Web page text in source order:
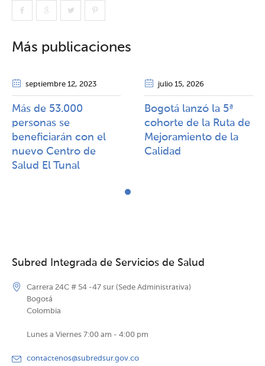
Más publicaciones
septiembre 12, 2023
Más de 53.000
personas se
beneficiarán con el
nuevo Centro de
Salud El Tunal
julio 15, 2026
Bogotá lanzó la 5ª
cohorte de la Ruta de
Mejoramiento de la
Calidad​​
Subred Integrada de Servicios de Salud
Carrera 24C # 54 -47 sur (Sede Administrativa)
Bogotá
Colombia
Lunes a Viernes 7:00 am - 4:00 pm
contactenos@subredsur.gov.co